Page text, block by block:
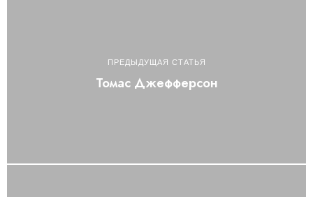
ПРЕДЫДУЩАЯ СТАТЬЯ
Томас Джефферсон